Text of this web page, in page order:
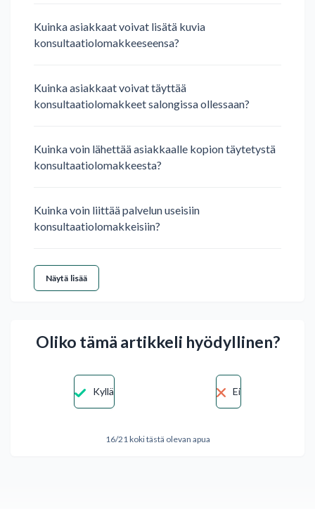
Kuinka asiakkaat voivat lisätä kuvia
konsultaatiolomakkeeseensa?
Kuinka asiakkaat voivat täyttää
konsultaatiolomakkeet salongissa ollessaan?
Kuinka voin lähettää asiakkaalle kopion täytetystä
konsultaatiolomakkeesta?
Kuinka voin liittää palvelun useisiin
konsultaatiolomakkeisiin?
Näytä lisää
Oliko tämä artikkeli hyödyllinen?
Kyllä Ei
16/21 koki tästä olevan apua